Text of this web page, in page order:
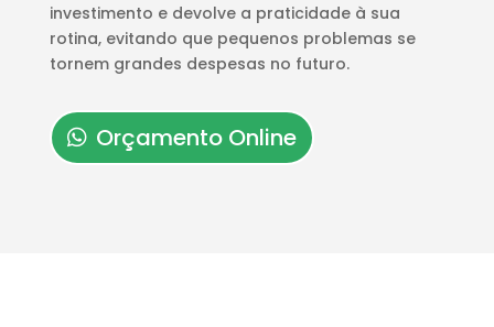
investimento e devolve a praticidade à sua
rotina, evitando que pequenos problemas se
tornem grandes despesas no futuro.
Orçamento Online